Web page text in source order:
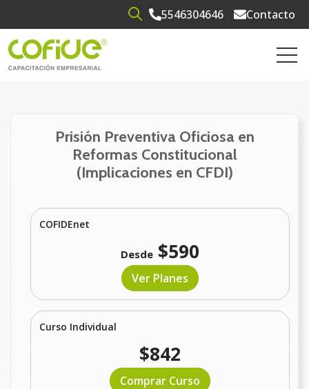
Open search5546304646 Contacto
Prisión Preventiva Oficiosa en
Reformas Constitucional
(Implicaciones en CFDI)
Curso Individual
$842
Comprar Curso
COFIDEnet
Desde$590
Ver Planes